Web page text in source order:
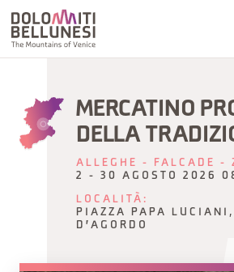
MERCATINO
DELLA
ALLEGHE - FALCADE -
2 - 30 AGOSTO 2026
LOCALITÀ:
PIAZZA PAPA LUCIANI,
D'AGORDO